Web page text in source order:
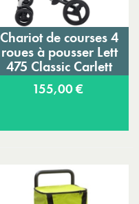
Chariot de courses 4
roues à pousser Lett
475 Classic Carlett
155,00 €